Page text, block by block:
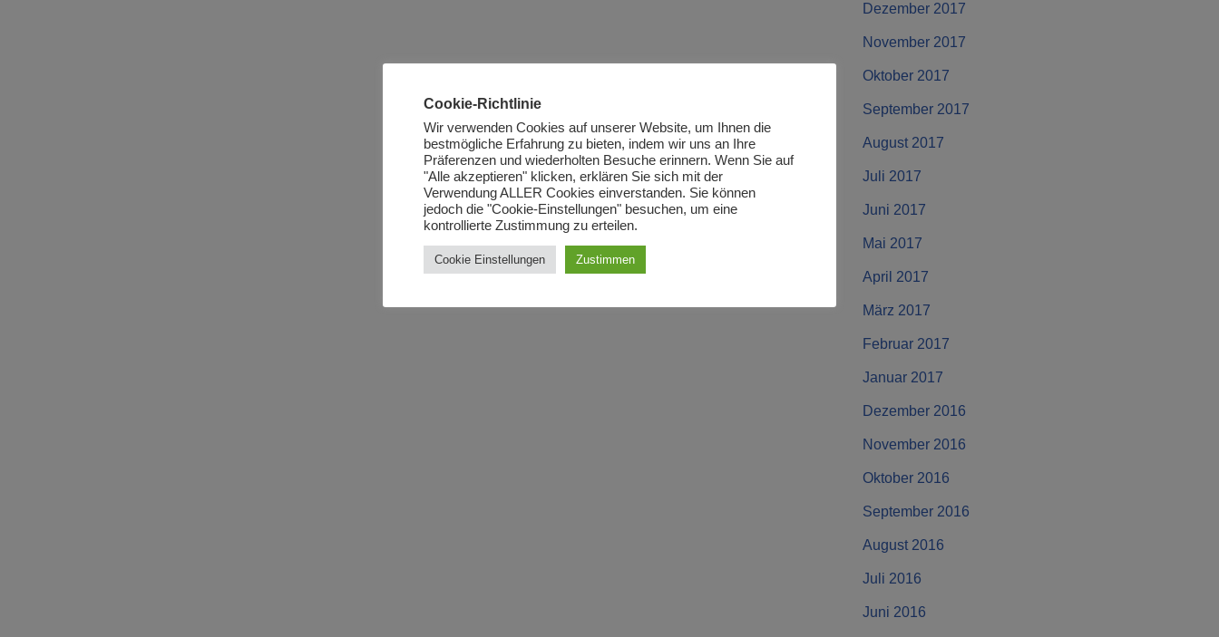
Dezember 2017
November 2017
Oktober 2017
September 2017
August 2017
Juli 2017
Juni 2017
Mai 2017
April 2017
März 2017
Februar 2017
Januar 2017
Dezember 2016
November 2016
Oktober 2016
September 2016
August 2016
Juli 2016
Juni 2016
Cookie-Richtlinie
Wir verwenden Cookies auf unserer Website, um Ihnen die
bestmögliche Erfahrung zu bieten, indem wir uns an Ihre
Präferenzen und wiederholten Besuche erinnern. Wenn Sie auf
"Alle akzeptieren" klicken, erklären Sie sich mit der
Verwendung ALLER Cookies einverstanden. Sie können
jedoch die "Cookie-Einstellungen" besuchen, um eine
kontrollierte Zustimmung zu erteilen.
Cookie Einstellungen Zustimmen